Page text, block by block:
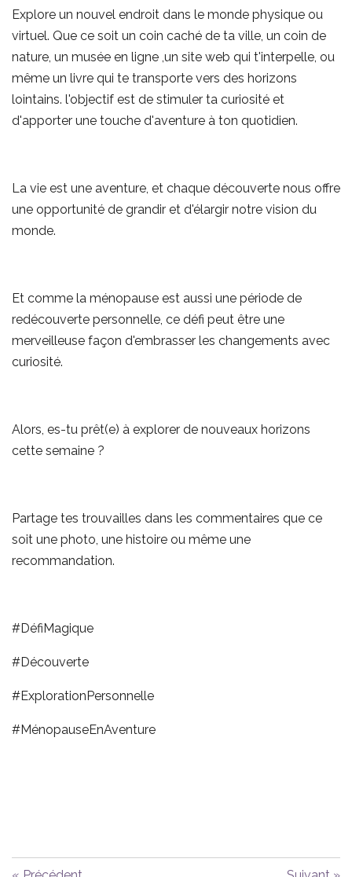
Explore un nouvel endroit dans le monde physique ou
virtuel. Que ce soit un coin caché de ta ville, un coin de
nature, un musée en ligne ,un site web qui t'interpelle, ou
même un livre qui te transporte vers des horizons
lointains. l'objectif est de stimuler ta curiosité et
d'apporter une touche d'aventure à ton quotidien.
La vie est une aventure, et chaque découverte nous offre
une opportunité de grandir et d'élargir notre vision du
monde.
Et comme la ménopause est aussi une période de
redécouverte personnelle, ce défi peut être une
merveilleuse façon d'embrasser les changements avec
curiosité.
Alors, es-tu prêt(e) à explorer de nouveaux horizons
cette semaine ?
Partage tes trouvailles dans les commentaires que ce
soit une photo, une histoire ou même une
recommandation.
#DéfiMagique
#Découverte
#ExplorationPersonnelle
#MénopauseEnAventure